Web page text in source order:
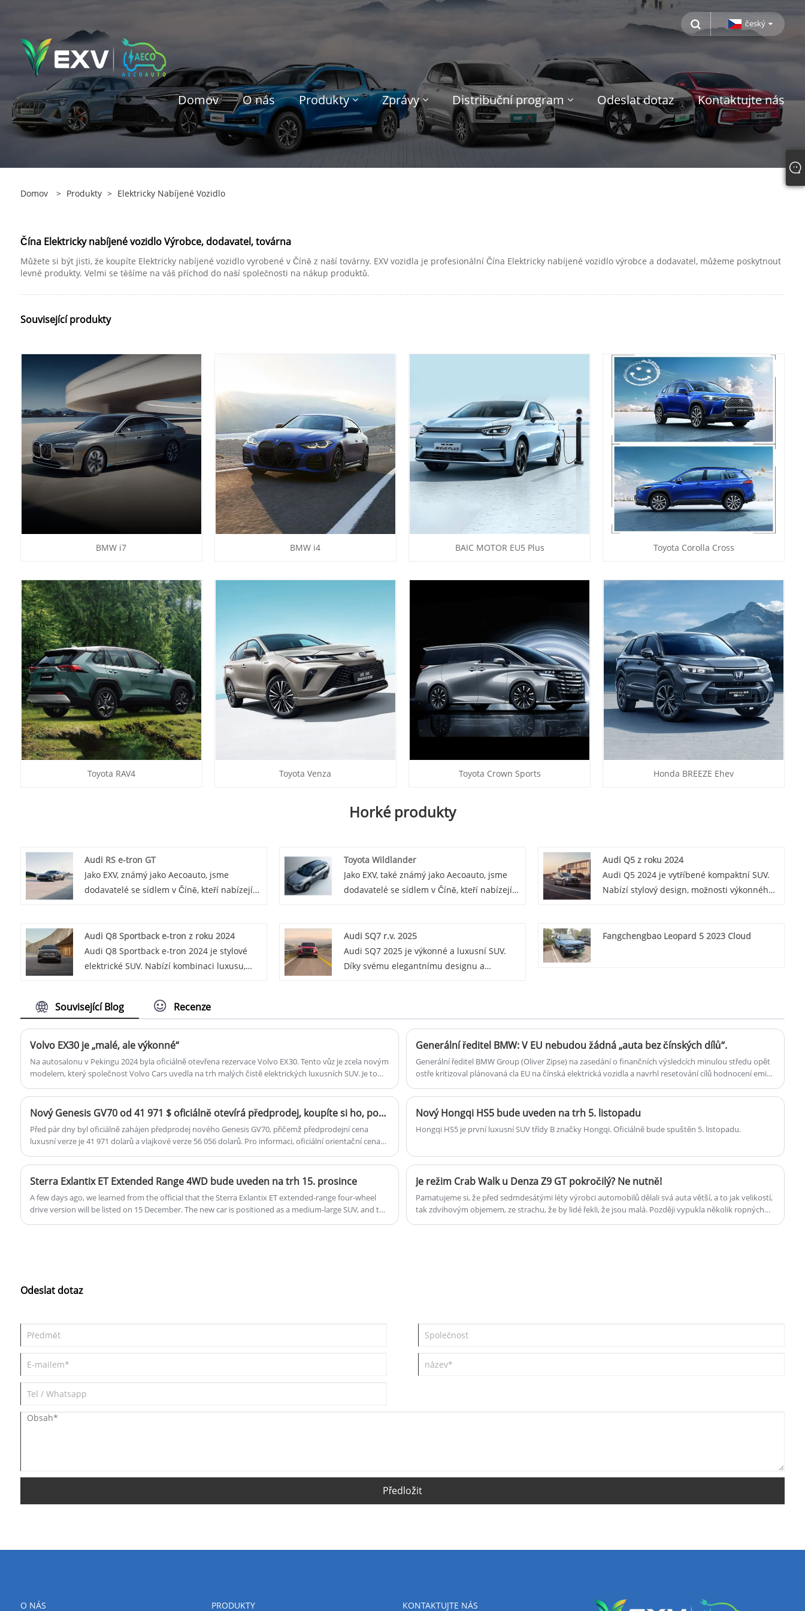
český
Domov O nás Produkty Zprávy Distribuční program Odeslat dotaz Kontaktujte nás
Domov > Produkty > Elektricky Nabíjené Vozidlo
Čína Elektricky nabíjené vozidlo Výrobce, dodavatel, továrna
Můžete si být jisti, že koupíte Elektricky nabíjené vozidlo vyrobené v Číně z naší továrny. EXV vozidla je profesionální Čína Elektricky nabíjené vozidlo výrobce a dodavatel, můžeme poskytnout
levné produkty. Velmi se těšíme na váš příchod do naší společnosti na nákup produktů.
Související produkty
BMW i7 BMW i4 BAIC MOTOR EU5 Plus Toyota Corolla Cross
Toyota RAV4 Toyota Venza Toyota Crown Sports Honda BREEZE Ehev
Horké produkty
Audi RS e-tron GT
Jako EXV, známý jako Aecoauto, jsme
dodavatelé se sídlem v Číně, kteří nabízejí
výkonná verze e-tron GT, postavená
oddělením RS Audi, zaměřená na výkon a
zážitek z jízdy.
Toyota Wildlander
Jako EXV, také známý jako Aecoauto, jsme
dodavatelé se sídlem v Číně, kteří nabízejí
chválené pro své silné terénní schopnosti a
prostorný interiér.
Audi Q5 z roku 2024
Audi Q5 2024 je vytříbené kompaktní SUV.
Nabízí stylový design, možnosti výkonného
Audi Q8 Sportback e-tron z roku 2024
Audi Q8 Sportback e-tron 2024 je stylové
elektrické SUV. Nabízí kombinaci luxusu,
Audi SQ7 r.v. 2025
Audi SQ7 2025 je výkonné a luxusní SUV.
Díky svému elegantnímu designu a
Fangchengbao Leopard 5 2023 Cloud
Související Blog Recenze
Volvo EX30 je „malé, ale výkonné“
Na autosalonu v Pekingu 2024 byla oficiálně otevřena rezervace Volvo EX30. Tento vůz je zcela novým
modelem, který společnost Volvo Cars uvedla na trh malých čistě elektrických luxusních SUV. Je to
Generální ředitel BMW: V EU nebudou žádná „auta bez čínských dílů“.
Generální ředitel BMW Group (Oliver Zipse) na zasedání o finančních výsledcích minulou středu opět
ostře kritizoval plánovaná cla EU na čínská elektrická vozidla a navrhl resetování cílů hodnocení emisí
Nový Genesis GV70 od 41 971 $ oficiálně otevírá předprodej, koupíte si ho, pokud bude levnější?
Před pár dny byl oficiálně zahájen předprodej nového Genesis GV70, přičemž předprodejní cena
luxusní verze je 41 971 dolarů a vlajkové verze 56 056 dolarů. Pro informaci, oficiální orientační cena
Nový Hongqi HS5 bude uveden na trh 5. listopadu
Hongqi HS5 je první luxusní SUV třídy B značky Hongqi. Oficiálně bude spuštěn 5. listopadu.
Sterra Exlantix ET Extended Range 4WD bude uveden na trh 15. prosince
A few days ago, we learned from the official that the Sterra Exlantix ET extended-range four-wheel
drive version will be listed on 15 December. The new car is positioned as a medium-large SUV, and the
Je režim Crab Walk u Denza Z9 GT pokročilý? Ne nutně!
Pamatujeme si, že před sedmdesátými léty výrobci automobilů dělali svá auta větší, a to jak velikostí,
tak zdvihovým objemem, ze strachu, že by lidé řekli, že jsou malá. Později vypukla několik ropných
Odeslat dotaz
Předložit
O NÁS PRODUKTY KONTAKTUJTE NÁS